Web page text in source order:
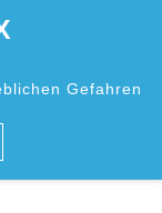
Gefahren